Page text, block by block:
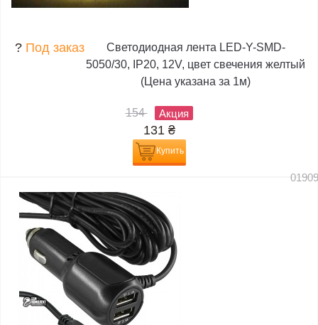
? Под заказ
Светодиодная лента LED-Y-SMD-
5050/30, IP20, 12V, цвет свечения желтый
(Цена указана за 1м)
154 Акция
131 ₴
Купить